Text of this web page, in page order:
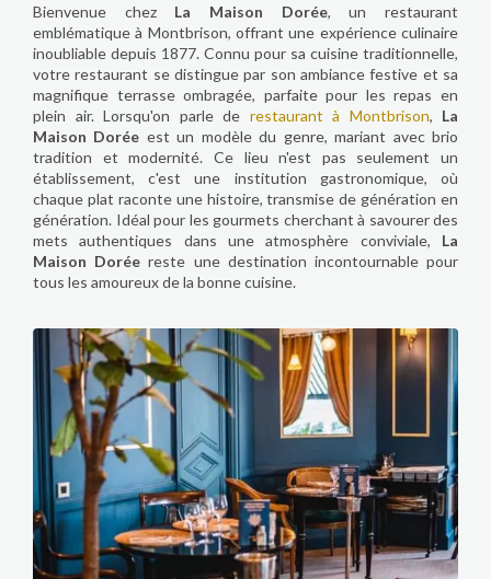
Bienvenue chez La Maison Dorée, un restaurant
emblématique à Montbrison, offrant une expérience culinaire
inoubliable depuis 1877. Connu pour sa cuisine traditionnelle,
votre restaurant se distingue par son ambiance festive et sa
magnifique terrasse ombragée, parfaite pour les repas en
plein air. Lorsqu'on parle de restaurant à Montbrison, La
Maison Dorée est un modèle du genre, mariant avec brio
tradition et modernité. Ce lieu n'est pas seulement un
établissement, c'est une institution gastronomique, où
chaque plat raconte une histoire, transmise de génération en
génération. Idéal pour les gourmets cherchant à savourer des
mets authentiques dans une atmosphère conviviale, La
Maison Dorée reste une destination incontournable pour
tous les amoureux de la bonne cuisine.